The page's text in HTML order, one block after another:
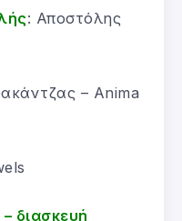
: Αποστόλης
– Anima
διασκευή